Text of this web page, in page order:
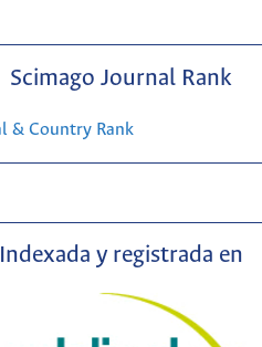
Scimago Journal Rank
Indexada y registrada en